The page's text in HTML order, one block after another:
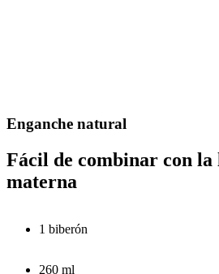
Enganche natural
Fácil de combinar con la
materna
1 biberón
260 ml